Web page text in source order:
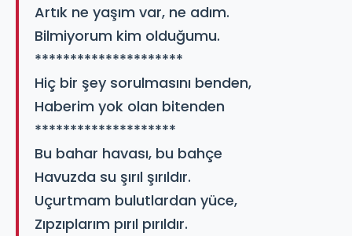
Artık ne yaşım var, ne adım.
Bilmiyorum kim olduğumu.
*********************
Hiç bir şey sorulmasını benden,
Haberim yok olan bitenden
********************
Bu bahar havası, bu bahçe
Havuzda su şırıl şırıldır.
Uçurtmam bulutlardan yüce,
Zıpzıplarım pırıl pırıldır.